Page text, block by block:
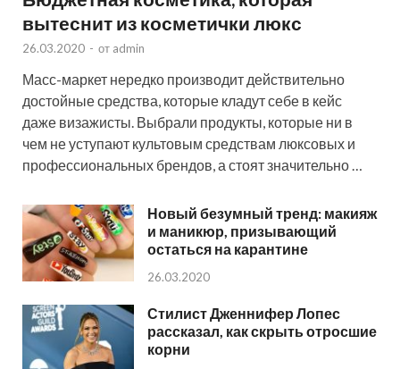
вытеснит из косметички люкс
26.03.2020 - от admin
Масс-маркет нередко производит действительно
достойные средства, которые кладут себе в кейс
даже визажисты. Выбрали продукты, которые ни в
чем не уступают культовым средствам люксовых и
профессиональных брендов, а стоят значительно …
Новый безумный тренд: макияж
и маникюр, призывающий
остаться на карантине
26.03.2020
Стилист Дженнифер Лопес
рассказал, как скрыть отросшие
корни